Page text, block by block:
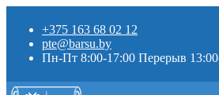
+375 163 68 02 12
pte@barsu.by
Пн-Пт 8:00-17:00 Перерыв